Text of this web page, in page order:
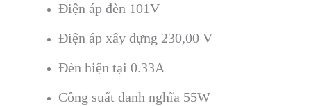
Điện áp đèn 101V
Điện áp xây dựng 230,00 V
Đèn hiện tại 0.33A
Công suất danh nghĩa 55W